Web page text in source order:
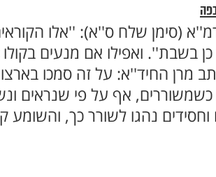
(סימן שלח ס''א): ''אלו
בשבת''. ואפילו אם מנעים
מרן החיד''א: על זה סמכו
כשמשוררים, אף על פי שנראים
וחסידים נהגו לשורר כך,